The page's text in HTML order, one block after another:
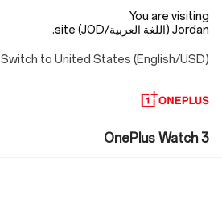
You are visiting
Jordan (اللغة العربية/JOD) site.
Switch to United States (English/USD)
OnePlus
OnePlus Watch 3